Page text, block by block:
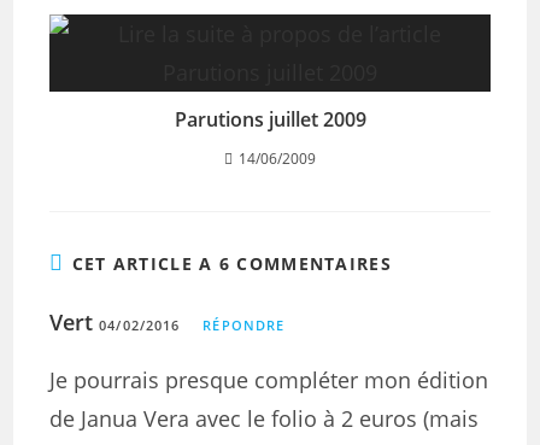
Parutions juillet 2009
14/06/2009
CET ARTICLE A 6 COMMENTAIRES
Vert 04/02/2016 RÉPONDRE
Je pourrais presque compléter mon édition
de Janua Vera avec le folio à 2 euros (mais